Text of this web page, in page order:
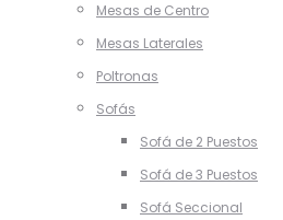
Mesas de Centro
Mesas Laterales
Poltronas
Sofás
Sofá de 2 Puestos
Sofá de 3 Puestos
Sofá Seccional